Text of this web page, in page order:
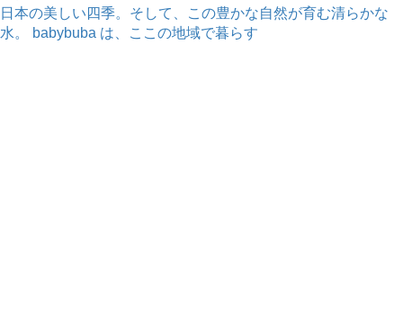
日本の美しい四季。そして、この豊かな自然が育む清らかな
水。 babybuba は、ここの地域で暮らす